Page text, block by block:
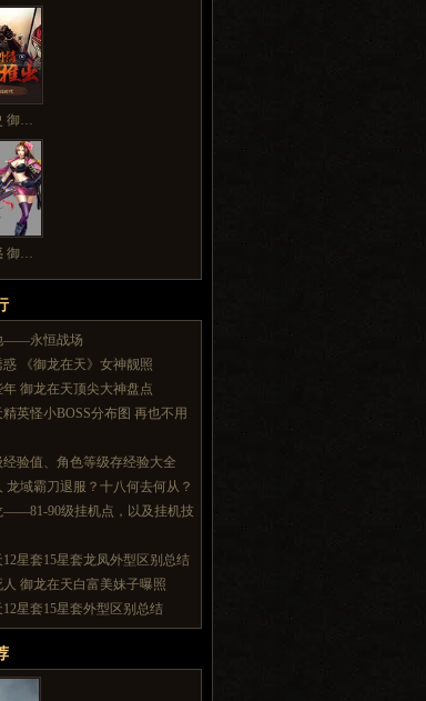
御…
御…
——永恒战场
惑 《御龙在天》女神靓照
御龙在天顶尖大神盘点
英怪小BOSS分布图 再也不用
验值、角色等级存经验大全
龙域霸刀退服？十八何去何从？
——81-90级挂机点，以及挂机技
星套15星套龙凤外型区别总结
人 御龙在天白富美妹子曝照
星套15星套外型区别总结